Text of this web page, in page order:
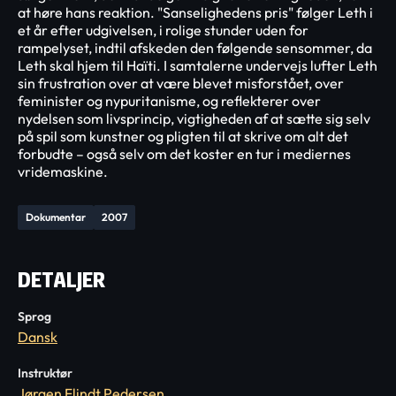
Dokumentar 2007
at høre hans reaktion. "Sanselighedens pris" følger Leth i
et år efter udgivelsen, i rolige stunder uden for
rampelyset, indtil afskeden den følgende sensommer, da
Leth skal hjem til Haïti. I samtalerne undervejs lufter Leth
sin frustration over at være blevet misforstået, over
feminister og nypuritanisme, og reflekterer over
nydelsen som livsprincip, vigtigheden af at sætte sig selv
på spil som kunstner og pligten til at skrive om alt det
forbudte – også selv om det koster en tur i mediernes
vridemaskine.
DETALJER
Sprog
Dansk
Instruktør